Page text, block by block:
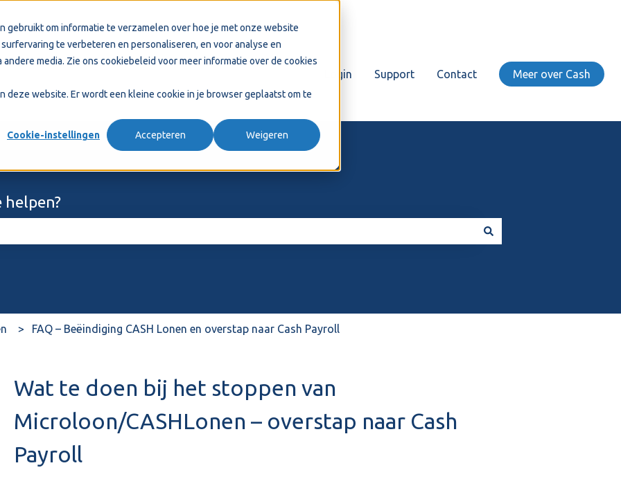
om informatie te verzamelen over hoe je met onze website
te verbeteren en personaliseren, en voor analyse en
media. Zie ons cookiebeleid voor meer informatie over de cookies
website. Er wordt een kleine cookie in je browser geplaatst om te
Cookie-instellingen Accepteren Weigeren
Login Support Contact Meer over Cash
helpen?
FAQ – Beëindiging CASH Lonen en overstap naar Cash Payroll
Wat te doen bij het stoppen van
Microloon/CASHLonen – overstap naar Cash
Payroll